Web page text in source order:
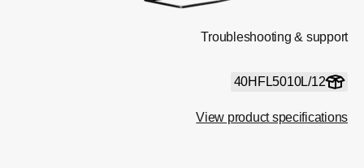
Troubleshooting & support
40HFL5010L/12
View product specifications